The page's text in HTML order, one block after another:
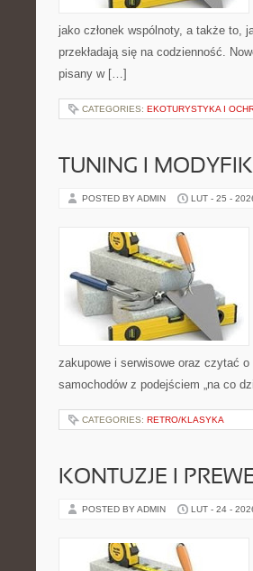
jako członek wspólnoty, a także to,
przekładają się na codzienność.
pisany w […]
CATEGORIES: EKOTURYSTYKA I
TUNING I
POSTED BY ADMIN LUT - 25 -
zakupowe i serwisowe oraz czytać
samochodów z podejściem „na co
CATEGORIES: RETRO/KLASYKA
KONTUZJE I
POSTED BY ADMIN LUT - 24 -